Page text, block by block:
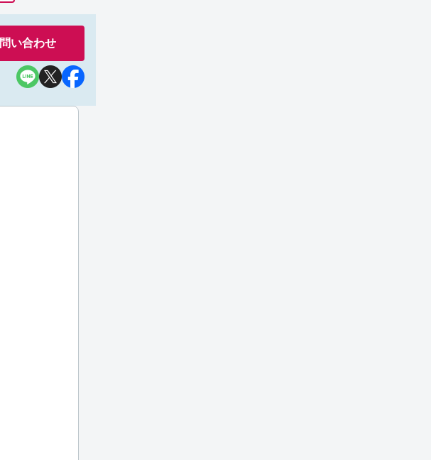
問い合わせ